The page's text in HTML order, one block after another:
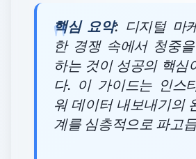
핵심 요약: 디지털 마
한 경쟁 속에서 청중
하는 것이 성공의 핵심
다. 이 가이드는 인스
워 데이터 내보내기의
계를 심층적으로 파고